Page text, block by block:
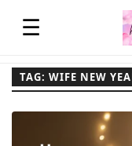
☰
TAG: WIFE NEW